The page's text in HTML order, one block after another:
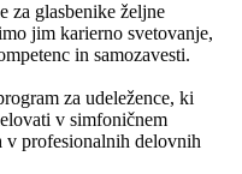
za glasbenike željne
jim karierno svetovanje,
in samozavesti.
za udeležence, ki
v simfoničnem
v profesionalnih delovnih